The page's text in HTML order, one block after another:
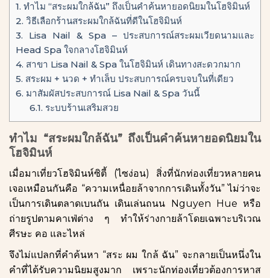
1. ทำไม “สระผมใกล้ฉัน” ถึงเป็นคำค้นหายอดนิยมในโฮจิมินห์
2. วิธีเลือกร้านสระผมใกล้ฉันที่ดีในโฮจิมินห์
3. Lisa Nail & Spa – ประสบการณ์สระผมเวียดนามและ
Head Spa ใจกลางโฮจิมินห์
4. สาขา Lisa Nail & Spa ในโฮจิมินห์ เดินทางสะดวกมาก
5. สระผม + นวด + ทำเล็บ ประสบการณ์ครบจบในที่เดียว
6. มาสัมผัสประสบการณ์ Lisa Nail & Spa วันนี้
6.1. ระบบร้านเสริมสวย
ทำไม “สระผมใกล้ฉัน” ถึงเป็นคำค้นหายอดนิยมใน
โฮจิมินห์
เมื่อมาเที่ยวโฮจิมินห์ซิตี้ (ไซง่อน) สิ่งที่นักท่องเที่ยวหลายคน
เจอเหมือนกันคือ “ความเหนื่อยล้าจากการเดินทั้งวัน” ไม่ว่าจะ
เป็นการเดินตลาดเบนถัน เดินเล่นถนน Nguyen Hue หรือ
ถ่ายรูปตามคาเฟ่ต่าง ๆ ทำให้ร่างกายล้าโดยเฉพาะบริเวณ
ศีรษะ คอ และไหล่
จึงไม่แปลกที่คำค้นหา “สระ ผม ใกล้ ฉัน” จะกลายเป็นหนึ่งใน
คำที่ได้รับความนิยมสูงมาก เพราะนักท่องเที่ยวต้องการหาส